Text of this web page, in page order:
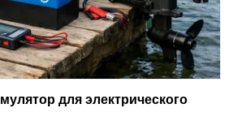
для электрического